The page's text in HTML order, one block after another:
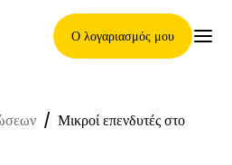
Ο λογαριασμός μου
/ Μικροί επενδυτές στο